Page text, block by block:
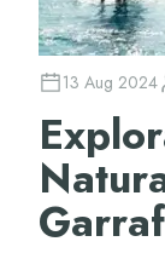
13 Aug 2024